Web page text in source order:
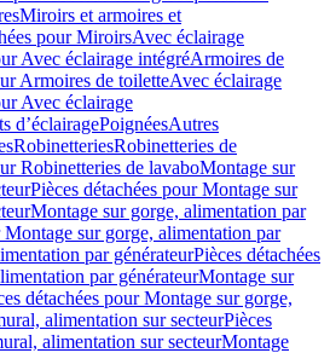
Miroirs et armoires et
pour MiroirsAvec éclairage
Avec éclairage intégréArmoires de
Armoires de toiletteAvec éclairage
Avec éclairage
d’éclairagePoignéesAutres
RobinetteriesRobinetteries de
Robinetteries de lavaboMontage sur
Pièces détachées pour Montage sur
Montage sur gorge, alimentation par
Montage sur gorge, alimentation par
par générateurPièces détachées
par générateurMontage sur
détachées pour Montage sur gorge,
alimentation sur secteurPièces
alimentation sur secteurMontage